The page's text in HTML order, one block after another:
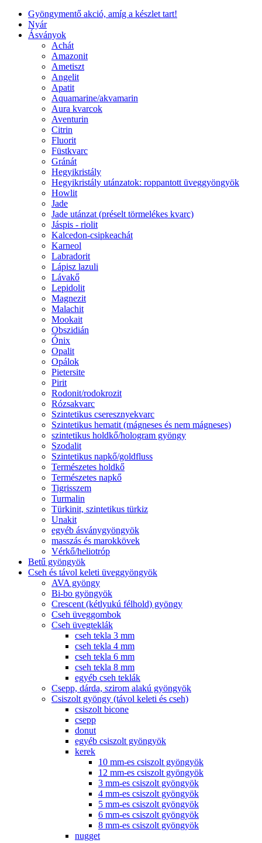
Gyöngymentő akció, amíg a készlet tart!
Nyár
Ásványok
Achát
Amazonit
Ametiszt
Angelit
Apatit
Aquamarine/akvamarin
Aura kvarcok
Aventurin
Citrin
Fluorit
Füstkvarc
Gránát
Hegyikristály
Hegyikristály utánzatok: roppantott üveggyöngyök
Howlit
Jade
Jade utánzat (préselt törmelékes kvarc)
Jáspis - riolit
Kalcedon-csipkeachát
Karneol
Labradorit
Lápisz lazuli
Lávakő
Lepidolit
Magnezit
Malachit
Mookait
Obszidián
Ónix
Opalit
Opálok
Pietersite
Pirit
Rodonit/rodokrozit
Rózsakvarc
Szintetikus cseresznyekvarc
Szintetikus hematit (mágneses és nem mágneses)
szintetikus holdkő/hologram gyöngy
Szodalit
Szintetikus napkő/goldfluss
Természetes holdkő
Természetes napkő
Tigrisszem
Turmalin
Türkinit, szintetikus türkiz
Unakit
egyéb ásványgyöngyök
masszás és marokkövek
Vérkő/heliotróp
Betű gyöngyök
Cseh és távol keleti üveggyöngyök
AVA gyöngy
Bi-bo gyöngyök
Crescent (kétlyukú félhold) gyöngy
Cseh üveggombok
Cseh üvegteklák
cseh tekla 3 mm
cseh tekla 4 mm
cseh tekla 6 mm
cseh tekla 8 mm
egyéb cseh teklák
Csepp, dárda, szirom alakú gyöngyök
Csiszolt gyöngy (távol keleti és cseh)
csiszolt bicone
csepp
donut
egyéb csiszolt gyöngyök
kerek
10 mm-es csiszolt gyöngyök
12 mm-es csiszolt gyöngyök
3 mm-es csiszolt gyöngyök
4 mm-es csiszolt gyöngyök
5 mm-es csiszolt gyöngyök
6 mm-es csiszolt gyöngyök
8 mm-es csiszolt gyöngyök
nugget